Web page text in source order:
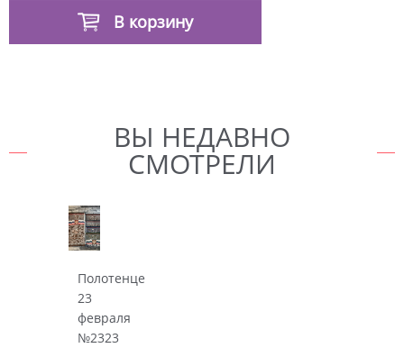
В корзину
ВЫ НЕДАВНО
СМОТРЕЛИ
Полотенце
23
февраля
№2323